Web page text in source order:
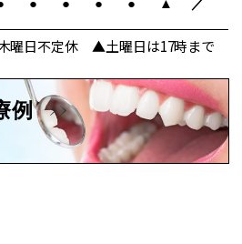
例
● ● ● ● ▲ ／
曜日不定休 ▲土曜日は17時まで